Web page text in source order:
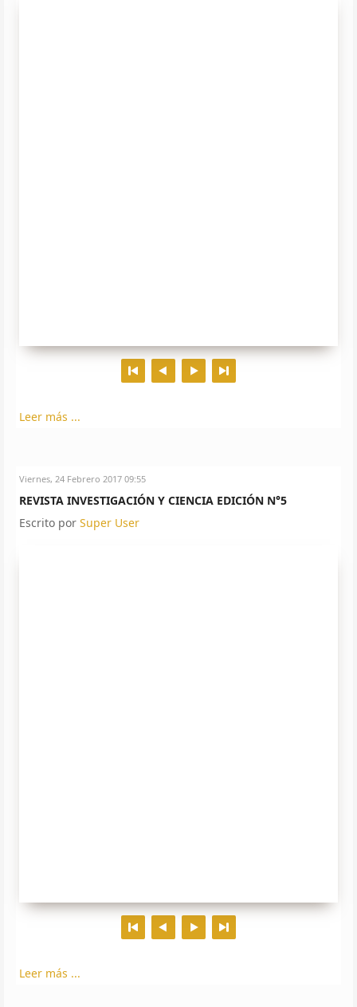
Leer más ...
Viernes, 24 Febrero 2017 09:55
REVISTA INVESTIGACIÓN Y CIENCIA EDICIÓN N°5
Escrito por Super User
Leer más ...